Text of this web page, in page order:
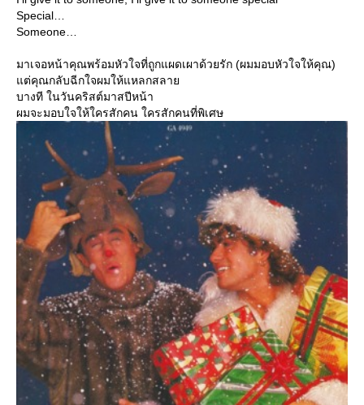
Special
Someone
มาเจอหน้าคุณพร้อมหัวใจที่ถูกแผดเผาด้วยรัก (ผมมอบหัวใจให้คุณ)
ต่คุณกลับฉีกใจผมให้แหลกสลา
บางที ในวันคริสต์มาสปีหน้า
ผมจะมอบใจให้ใครสักคน ใครสักคนที่พิเศษ